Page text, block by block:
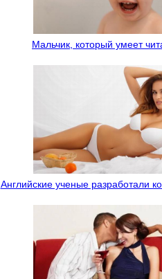
Мальчик, который умеет
Английские ученые разработали